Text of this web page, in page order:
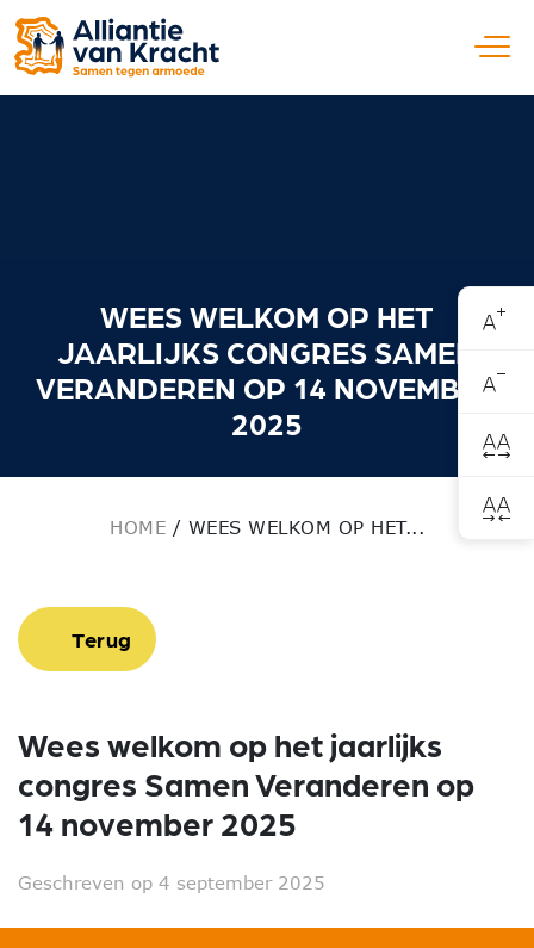
WEES WELKOM OP HET
JAARLIJKS CONGRES SAMEN
VERANDEREN OP 14 NOVEMBER
2025
HOME / WEES WELKOM OP HET...
Terug
Wees welkom op het jaarlijks
congres Samen Veranderen op
14 november 2025
Geschreven op 4 september 2025